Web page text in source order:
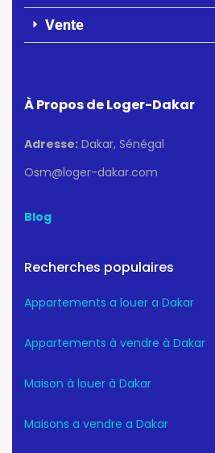
Vente
À Propos de Loger-Dakar
Adresse: Dakar, Sénégal
Osm@loger-dakar.com
Blog
Recherches populaires
Appartements a louer a Dakar
Appartements à vendre à Dakar
Maison à louer à Dakar
Maisons a vendre a Dakar